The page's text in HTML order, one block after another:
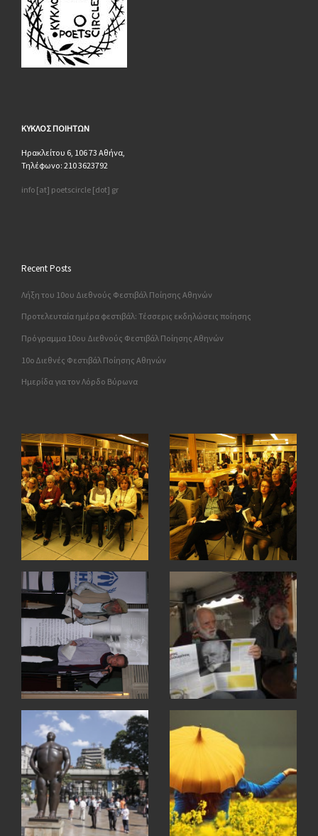
ΚΥΚΛΟΣ ΠΟΙΗΤΩΝ
Ηρακλείτου 6, 106 73 Αθήνα,
Τηλέφωνο: 210 3623792
info [at] poetscircle [dot] gr
Recent Posts
Λήξη του 10ου Διεθνούς Φεστιβάλ Ποίησης Αθηνών
Προτελευταία ημέρα φεστιβάλ: Τέσσερις εκδηλώσεις ποίησης
Πρόγραμμα 10ου Διεθνούς Φεστιβάλ Ποίησης Αθηνών
10o Διεθνές Φεστιβάλ Ποίησης Αθηνών
Ημερίδα για τον Λόρδο Βύρωνα